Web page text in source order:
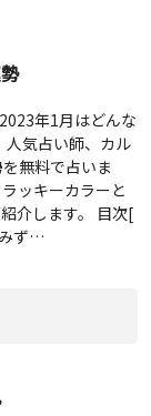
年1月はどんな
人気占い師、カル
無料で占いま
ッキーカラーと
介します。 目次[
ず…